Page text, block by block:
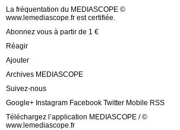
La fréquentation du MEDIASCOPE ©
www.lemediascope.fr est certifiée.
Abonnez vous à partir de 1 €
Réagir
Ajouter
Archives MEDIASCOPE
Suivez-nous
Google+ Instagram Facebook Twitter Mobile RSS
Téléchargez l’application MEDIASCOPE / ©
www.lemediascope.fr